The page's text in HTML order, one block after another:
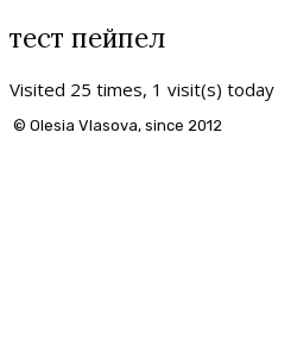
тест пейпел
Visited 25 times, 1 visit(s) today
© Olesia Vlasova, since 2012